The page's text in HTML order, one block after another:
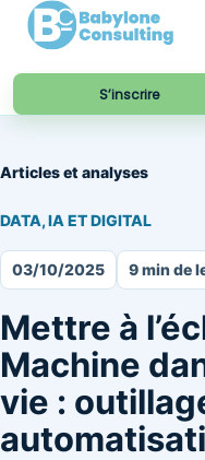
S’inscrire
Articles et analyses
DATA, IA ET DIGITAL
03/10/2025 9 min de
Mettre à
Machine
vie :